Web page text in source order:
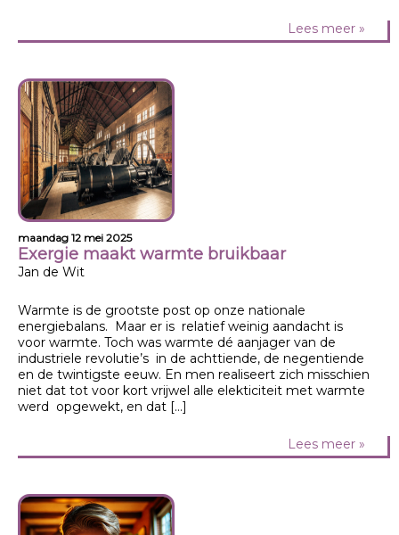
Lees meer »
maandag 12 mei 2025
Exergie maakt warmte bruikbaar
Jan de Wit
Warmte is de grootste post op onze nationale
energiebalans. Maar er is relatief weinig aandacht is
voor warmte. Toch was warmte dé aanjager van de
industriele revolutie’s in de achttiende, de negentiende
en de twintigste eeuw. En men realiseert zich misschien
niet dat tot voor kort vrijwel alle elekticiteit met warmte
werd opgewekt, en dat […]
Lees meer »